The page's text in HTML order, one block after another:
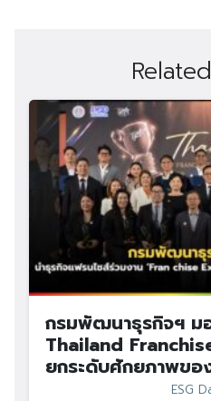
กรมพัฒนาธุรกิจฯ ม
Thailand
ยกระดับศักยภาพขอ
ESG